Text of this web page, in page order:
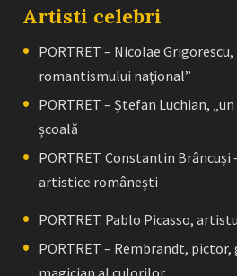
Artisti celebri
PORTRET – Nicolae
romantismului naţional”
PORTRET – Ştefan Luchian,
școală
PORTRET. Constantin
artistice româneşti
PORTRET. Pablo Picasso,
PORTRET – Rembrandt,
magician al culorilor